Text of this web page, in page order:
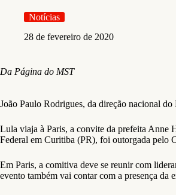
Notícias
28 de fevereiro de 2020
Da Página do MST
João Paulo Rodrigues, da direção nacional
Lula viaja à Paris, a convite da prefeita Anne
Federal em Curitiba (PR), foi outorgada pelo
Em Paris, a comitiva deve se reunir com
evento também vai contar com a presença da